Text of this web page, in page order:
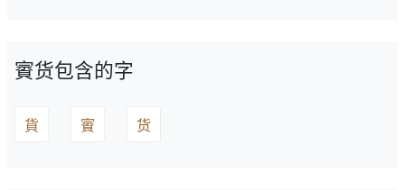
賨货包含的字
貨 賨 货